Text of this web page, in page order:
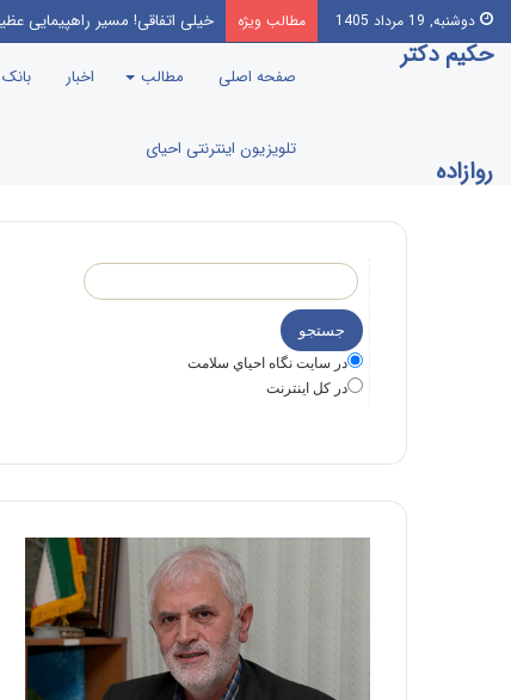
دوشنبه, 19 مرداد 1405 مطالب ویژه این‌که مرندی رو بیارن صدا‌ و
حکیم دکتر
روازاده
صفحه اصلی مطالب اخبار
تلویزیون اینترنتی احیای
در سايت نگاه احياي سلامت
در كل اينترنت